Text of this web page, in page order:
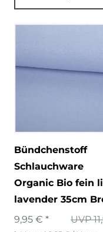
Bündchenstoff
Schlauchware
Organic Bio fein
lavender 35cm
UVP
9,95 € *